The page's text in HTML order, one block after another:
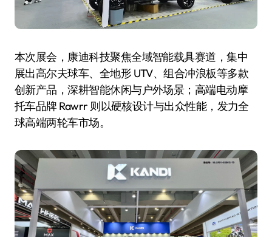
本次展会，康迪科技聚焦全域智能载具赛道，集中
展出高尔夫球车、全地形 UTV、组合冲浪板等多款
创新产品，深耕智能休闲与户外场景；高端电动摩
托车品牌 Rawrr 则以硬核设计与出众性能，发力全
球高端两轮车市场。